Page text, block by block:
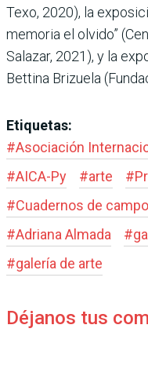
Texo, 2020), la
memoria el olvido”
Salazar, 2021), y la
Bettina Brizuela
Etiquetas:
#Asociación
#AICA-Py #arte #
#Cuadernos de campo
#Adriana Almada #
#galería de arte
Déjanos tus